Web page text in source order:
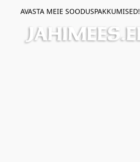
AVASTA MEIE SOODUSPAKKUMISED!